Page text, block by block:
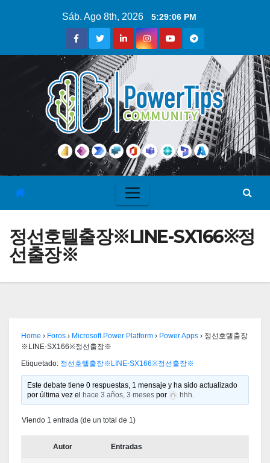
Sáb. Ago 8th, 2026 5:29:07 PM
정선호텔출장※LINE-SX166※정
선출장※
Home › Foros › Microsoft Power Platform › Power Apps › 정선호텔출장
※LINE-SX166※정선출장※
Etiquetado: 정선호텔출장※LINE-SX166※정선출장※
Este debate tiene 0 respuestas, 1 mensaje y ha sido actualizado
por última vez el
hace 3 años, 3 meses por hhh.
Viendo 1 entrada (de un total de 1)
Autor Entradas